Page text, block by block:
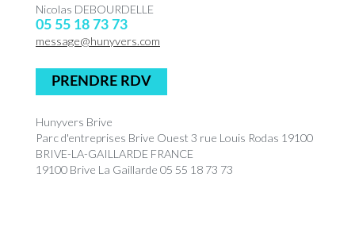
Nicolas DEBOURDELLE
05 55 18 73 73
message@hunyvers.com
PRENDRE RDV
Hunyvers Brive
Parc d'entreprises Brive Ouest 3 rue Louis Rodas 19100
BRIVE-LA-GAILLARDE FRANCE
19100 Brive La Gaillarde 05 55 18 73 73